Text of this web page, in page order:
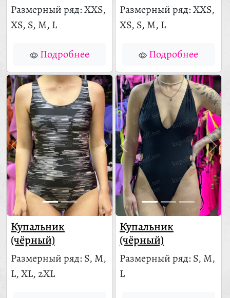
Размерный ряд: XXS,
XS, S, M, L
Подробнее
Размерный ряд: XXS,
XS, S, M, L
Подробнее
Купальник
(чёрный)
Размерный ряд: S, M,
L, XL, 2XL
Купальник
(чёрный)
Размерный ряд: S, M,
L